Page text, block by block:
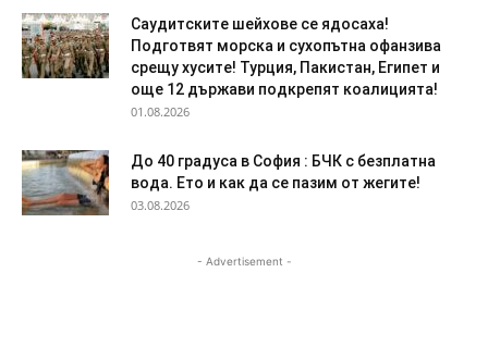
Саудитските шейхове се ядосаха!
Подготвят морска и сухопътна офанзива
срещу хусите! Турция, Пакистан, Египет и
още 12 държави подкрепят коалицията!
01.08.2026
До 40 градуса в София : БЧК с безплатна
вода. Ето и как да се пазим от жегите!
03.08.2026
- Advertisement -